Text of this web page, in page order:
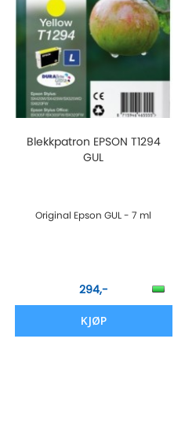
Blekkpatron EPSON T1294
GUL
Original Epson GUL - 7 ml
294,-
KJØP